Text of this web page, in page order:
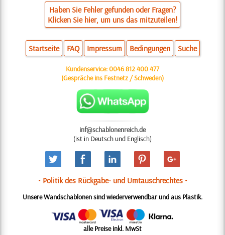
Haben Sie Fehler gefunden oder Fragen?
Klicken Sie hier, um uns das mitzuteilen!
Startseite FAQ Impressum Bedingungen Suche
Kundenservice:0046 812 400 477
(Gespräche ins Festnetz / Schweden)
inf@schablonenreich.de
(ist in Deutsch und Englisch)
• Politik des Rückgabe- und Umtauschrechtes •
Unsere Wandschablonen sind wiederverwendbar und aus Plastik.
alle Preise inkl. MwSt